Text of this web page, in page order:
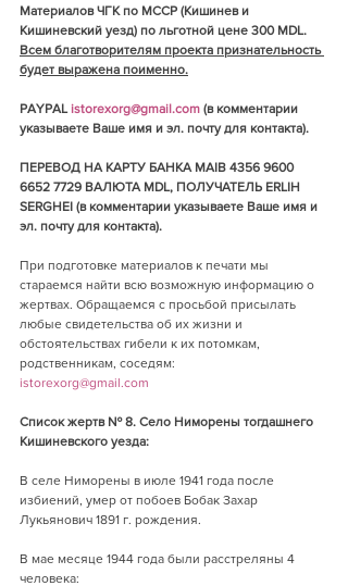
Материалов ЧГК по МССР (Кишинев и
Кишиневский уезд) по льготной цене 300 MDL.
Всем благотворителям проекта признательность
будет выражена поименно.
PAYPAL istorexorg@gmail.com (в комментарии
указываете Ваше имя и эл. почту для контакта).
ПЕРЕВОД НА КАРТУ БАНКА MAIB 4356 9600
6652 7729 ВАЛЮТА MDL, ПОЛУЧАТЕЛЬ ERLIH
SERGHEI (в комментарии указываете Ваше имя и
эл. почту для контакта).
При подготовке материалов к печати мы
стараемся найти всю возможную информацию о
жертвах. Обращаемся с просьбой присылать
любые свидетельства об их жизни и
обстоятельствах гибели к их потомкам,
родственникам, соседям:
istorexorg@gmail.com
Список жертв № 8. Село Ниморены тогдашнего
Кишиневского уезда:
В селе Ниморены в июле 1941 года после
избиений, умер от побоев Бобак Захар
Лукьянович 1891 г. рождения.
В мае месяце 1944 года были расстреляны 4
человека: